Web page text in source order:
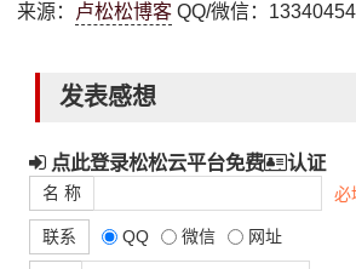
来源： 卢松松博客 QQ/微信：13340454
发表感想
点此登录松松云平台免费 认证
名 称 必
联系 QQ 微信 网址